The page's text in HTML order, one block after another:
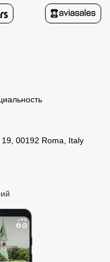
00192 Roma, Italy